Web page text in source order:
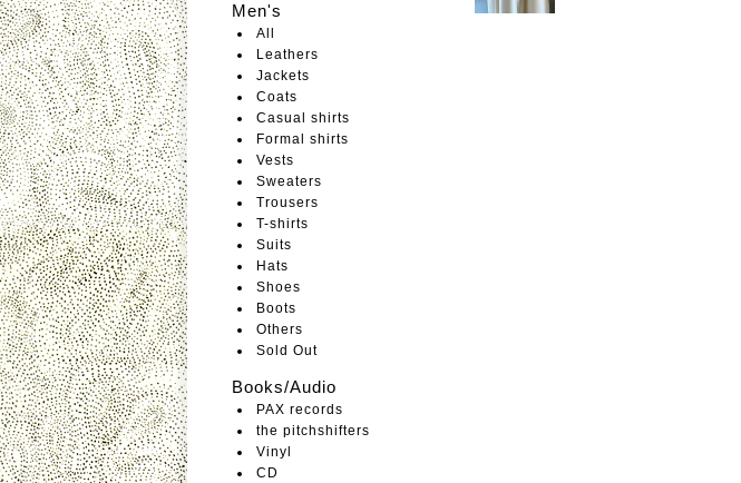
Men's
All
Leathers
Jackets
Coats
Casual shirts
Formal shirts
Vests
Sweaters
Trousers
T-shirts
Suits
Hats
Shoes
Boots
Others
Sold Out
Books/Audio
PAX records
the pitchshifters
Vinyl
CD